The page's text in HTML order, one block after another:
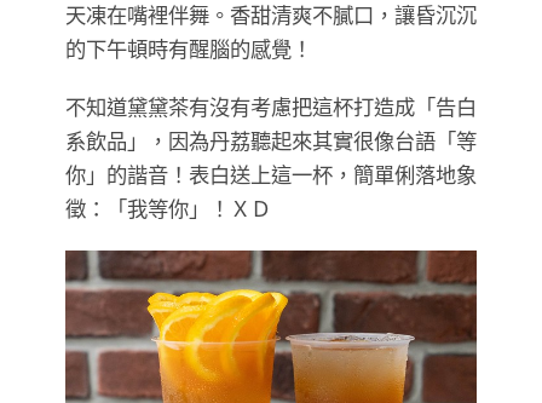
天凍在嘴裡伴舞。香甜清爽不膩口，讓昏沉沉
的下午頓時有醒腦的感覺！
不知道黛黛茶有沒有考慮把這杯打造成「告白
系飲品」，因為丹荔聽起來其實很像台語「等
你」的諧音！表白送上這一杯，簡單俐落地象
徵：「我等你」！ＸＤ